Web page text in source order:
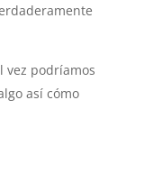
vez podríamos
así cómo